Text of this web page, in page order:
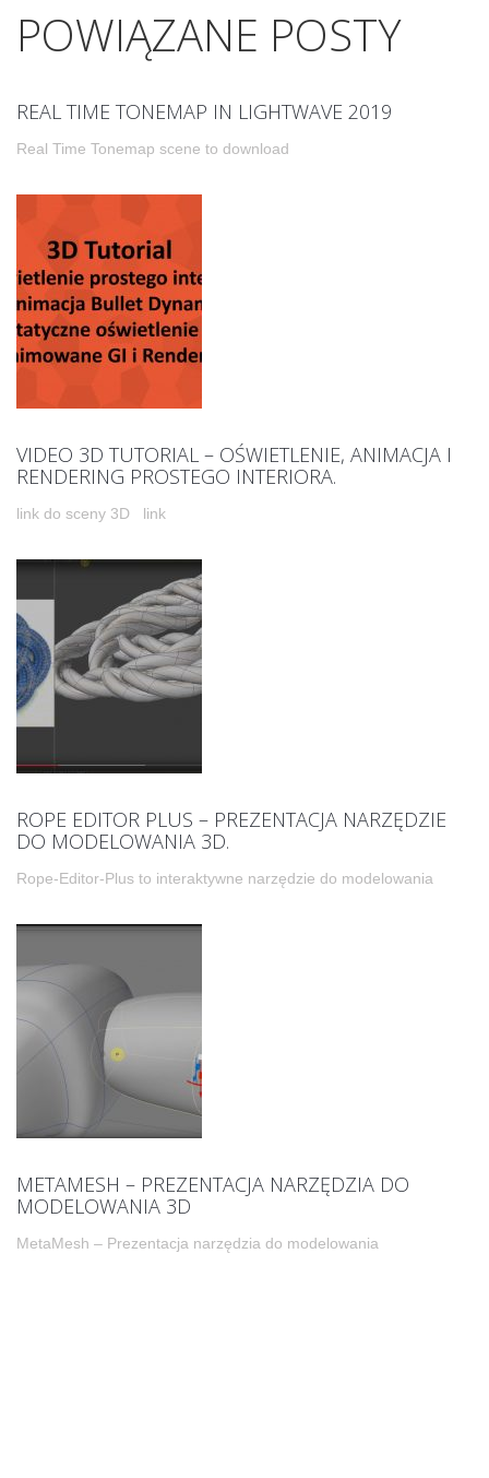
POWIĄZANE POSTY
REAL TIME TONEMAP IN LIGHTWAVE 2019
Real Time Tonemap scene to download
VIDEO 3D TUTORIAL – OŚWIETLENIE, ANIMACJA I
RENDERING PROSTEGO INTERIORA.
link do sceny 3D link
ROPE EDITOR PLUS – PREZENTACJA NARZĘDZIE
DO MODELOWANIA 3D.
Rope-Editor-Plus to interaktywne narzędzie do modelowania
METAMESH – PREZENTACJA NARZĘDZIA DO
MODELOWANIA 3D
MetaMesh – Prezentacja narzędzia do modelowania